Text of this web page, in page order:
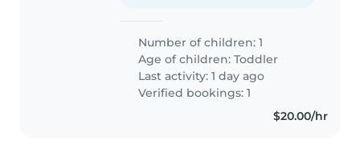
Number of children: 1
Age of children:Toddler
Last activity: 1 day ago
Verified bookings: 1
$20.00/hr